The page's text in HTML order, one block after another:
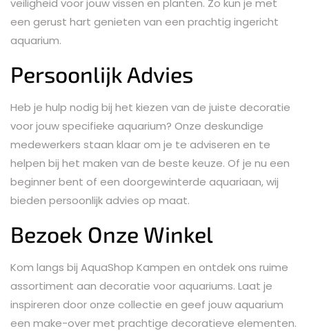
een gerust hart genieten van een prachtig ingericht
aquarium.
Persoonlijk Advies
Heb je hulp nodig bij het kiezen van de juiste decoratie
voor jouw specifieke aquarium? Onze deskundige
medewerkers staan klaar om je te adviseren en te
helpen bij het maken van de beste keuze. Of je nu een
beginner bent of een doorgewinterde aquariaan, wij
bieden persoonlijk advies op maat.
Bezoek Onze Winkel
Kom langs bij AquaShop Kampen en ontdek ons ruime
assortiment aan decoratie voor aquariums. Laat je
inspireren door onze collectie en geef jouw aquarium
een make-over met prachtige decoratieve elementen.